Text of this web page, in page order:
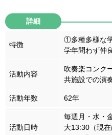
詳細
特徴
①多種多様な
学年問わず仲
活動内容
吹奏楽コンク
共施設での演
活動年数 62年
活動日時
毎週月・水・
大13:30（現